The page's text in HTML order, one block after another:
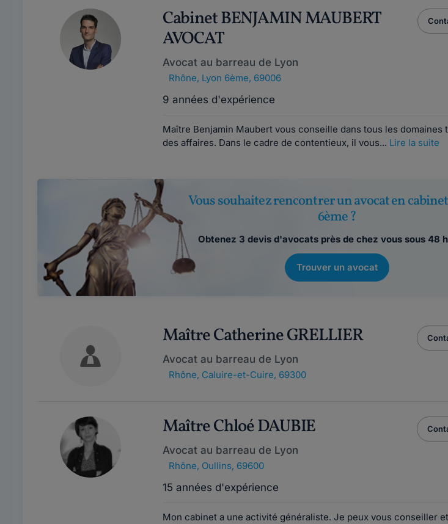
Cabinet BENJAMIN MAUBERT
AVOCAT
Avocat au barreau de Lyon
Rhône, Lyon 6ème, 69006
9 années d'expérience
Maître Benjamin Maubert vous conseille dans tous les domaines
des affaires. Dans le cadre de contentieux, il vous... Lire la suite
Vous souhaitez rencontrer un avocat en
6ème ?
Obtenez 3 devis d'avocats près de chez vous sous 48
Trouver un avocat
Maître Catherine GRELLIER
Avocat au barreau de Lyon
Rhône, Caluire-et-Cuire, 69300
Maître Chloé DAUBIE
Avocat au barreau de Lyon
Rhône, Oullins, 69600
15 années d'expérience
Mon cabinet a une activité généraliste. Je peux vous conseiller